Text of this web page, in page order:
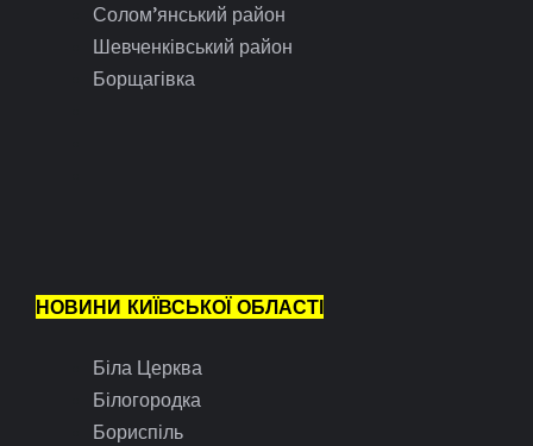
Солом’янський район
Шевченківський район
Борщагівка
НОВИНИ КИЇВСЬКОЇ ОБЛАСТІ
Біла Церква
Білогородка
Бориспіль